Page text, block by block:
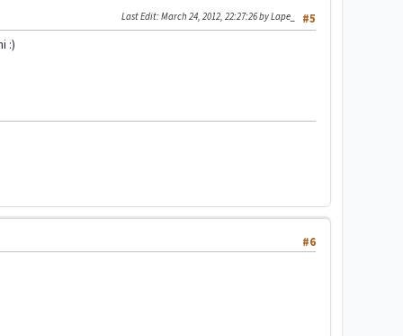
#5
Last Edit: March 24, 2012, 22:27:26 by Lape_
:)
#6